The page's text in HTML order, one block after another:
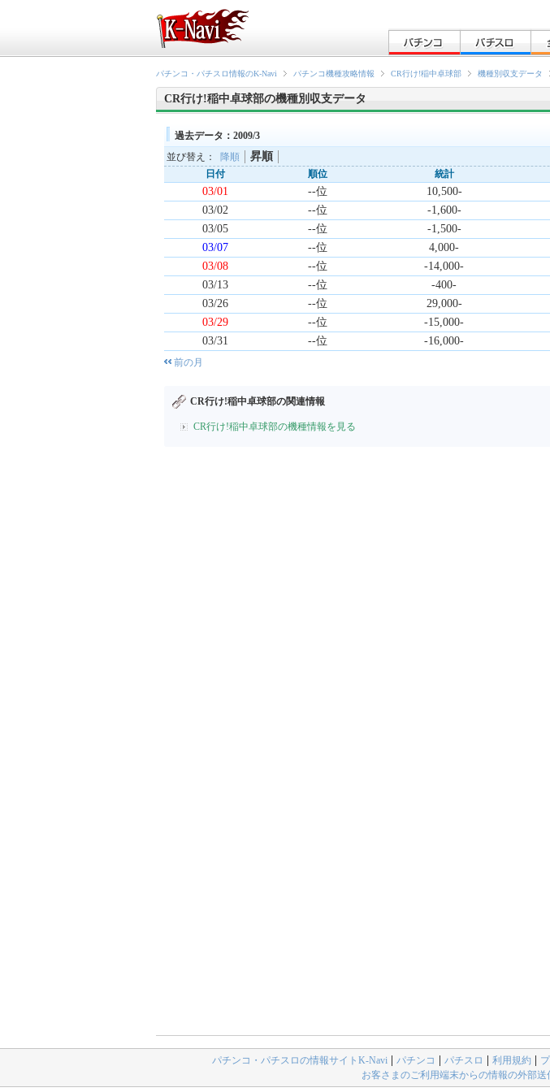
パチンコ・パチスロ情報のK-Navi パチンコ機種攻略情報 CR行け!稲中卓球部 機種別収支データ
CR行け!稲中卓球部の機種別収支データ
過去データ：2009/3
並び替え：
降順 昇順
日付 順位 統計
03/01 --位 10,500-
03/02
--位 -1,600-
03/05
--位 -1,500-
03/07
--位 4,000-
03/08
--位 -14,000-
03/13
--位 -400-
03/26
--位 29,000-
03/29
--位 -15,000-
03/31
--位 -16,000-
前の月
CR行け!稲中卓球部の関連情報
CR行け!稲中卓球部の機種情報を見る
パチンコ・パチスロの情報サイトK-Navi パチンコ パチスロ 利用規約
お客さまのご利用端末からの情報の外部送